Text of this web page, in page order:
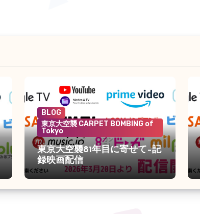
BLOG
東京大空襲 CARPET BOMBING of
Tokyo
東京大空襲81年目に寄せて–記
録映画配信